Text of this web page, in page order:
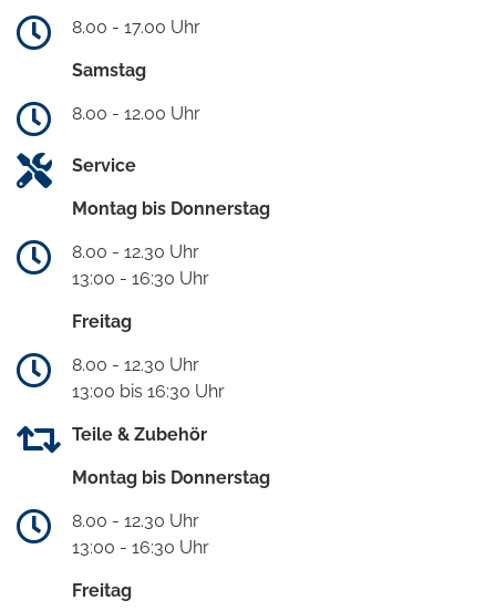
8.00 - 17.00 Uhr
Samstag
8.00 - 12.00 Uhr
Service
Montag bis Donnerstag
8.00 - 12.30 Uhr
13:00 - 16:30 Uhr
Freitag
8.00 - 12.30 Uhr
13:00 bis 16:30 Uhr
Teile & Zubehör
Montag bis Donnerstag
8.00 - 12.30 Uhr
13:00 - 16:30 Uhr
Freitag